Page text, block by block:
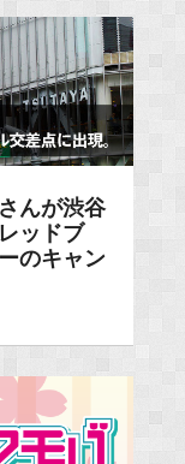
んが渋谷
ッドブ
のキャン